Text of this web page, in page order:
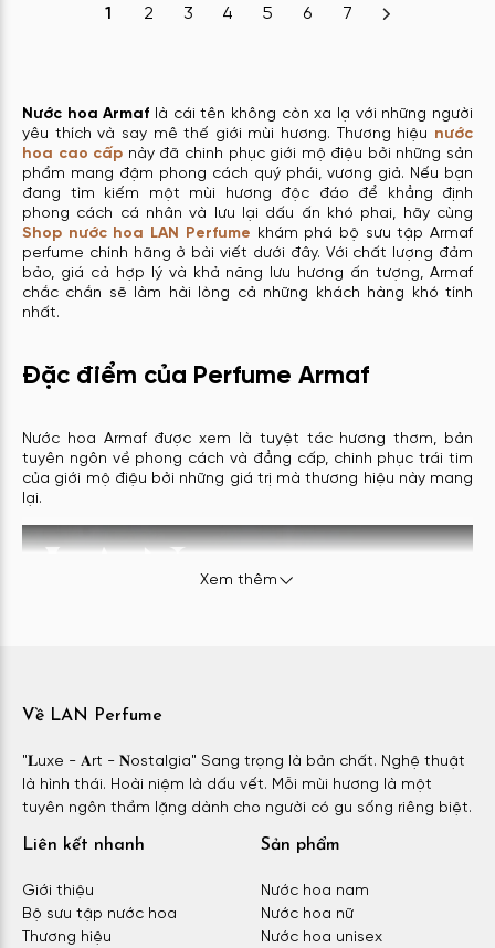
1 2 3 4 5 6 7
Nước hoa Armaf là cái tên không còn xa lạ với những người
yêu thích và say mê thế giới mùi hương. Thương hiệu nước
hoa cao cấp này đã chinh phục giới mộ điệu bởi những sản
phẩm mang đậm phong cách quý phái, vương giả. Nếu bạn
đang tìm kiếm một mùi hương độc đáo để khẳng định
phong cách cá nhân và lưu lại dấu ấn khó phai, hãy cùng
Shop nước hoa LAN Perfume khám phá bộ sưu tập Armaf
perfume chính hãng ở bài viết dưới đây. Với chất lượng đảm
bảo, giá cả hợp lý và khả năng lưu hương ấn tượng, Armaf
chắc chắn sẽ làm hài lòng cả những khách hàng khó tính
nhất.
Đặc điểm của Perfume Armaf
Nước hoa Armaf được xem là tuyệt tác hương thơm, bản
tuyên ngôn về phong cách và đẳng cấp, chinh phục trái tim
của giới mộ điệu bởi những giá trị mà thương hiệu này mang
lại.
Xem thêm
Về LAN Perfume
"𝐋uxe - 𝐀rt - 𝐍ostalgia" Sang trọng là bản chất. Nghệ thuật
là hình thái. Hoài niệm là dấu vết. Mỗi mùi hương là một
tuyên ngôn thầm lặng dành cho người có gu sống riêng biệt.
Liên kết nhanh
Giới thiệu
Bộ sưu tập nước hoa
Thương hiệu
Sản phẩm
Nước hoa nam
Nước hoa nữ
Nước hoa unisex